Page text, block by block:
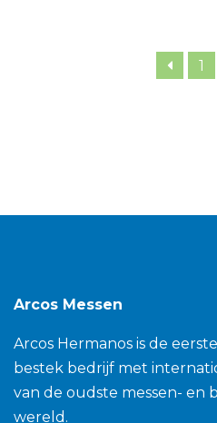
1
Arcos Messen
Arcos Hermanos is de
bestek bedrijf met
van de oudste messen- en
wereld.